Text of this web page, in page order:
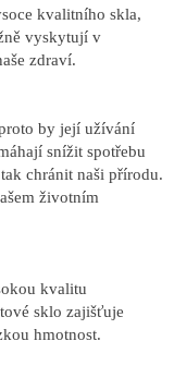
kvalitního skla,
vyskytují v
zdraví.
by její užívání
snížit spotřebu
chránit naši přírodu.
životním
kvalitu
sklo zajišťuje
hmotnost.